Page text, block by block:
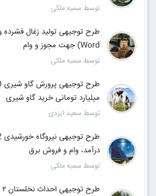
توسط سمیه ملکی
Word) جهت مجوز و وام
توسط سمیه ملکی
میلیارد تومانی خرید گاو شیری
توسط سعید ایزدی
درآمد، وام و فروش برق
توسط سمیه ملکی